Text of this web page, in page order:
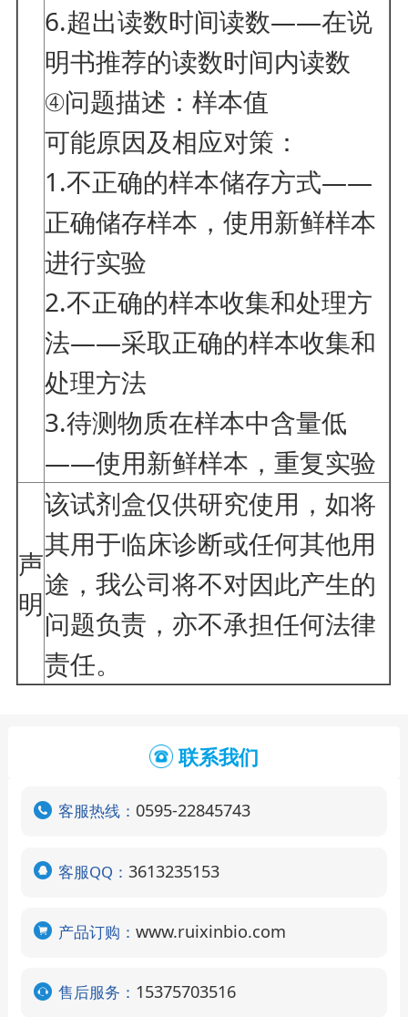
6.超出读数时间读数——在说
明书推荐的读数时间内读数
④问题描述：样本值
可能原因及相应对策：
1.不正确的样本储存方式——
正确储存样本，使用新鲜样本
进行实验
2.不正确的样本收集和处理方
法——采取正确的样本收集和
处理方法
3.待测物质在样本中含量低
——使用新鲜样本，重复实验
声
明
该试剂盒仅供研究使用，如将
其用于临床诊断或任何其他用
途，我公司将不对因此产生的
问题负责，亦不承担任何法律
责任。
联系我们
客服热线： 0595-22845743
客服QQ：3613235153
产品订购：www.ruixinbio.com
售后服务： 15375703516